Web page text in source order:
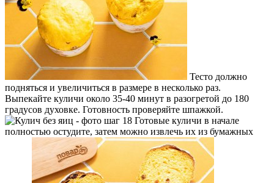
Тесто должно
подняться и увеличиться в размере в несколько раз.
Выпекайте куличи около 35-40 минут в разогретой до 180
градусов духовке. Готовность проверяйте шпажкой.
Готовые куличи в начале
полностью остудите, затем можно извлечь их из бумажных